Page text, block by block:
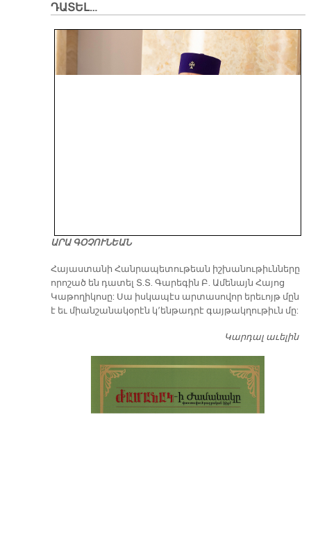
ԴԱՏԵԼ…
ԱՐԱ ԳՕՉՈՒՆԵԱՆ
​Հայաստանի Հանրապետութեան իշխանութիւնները
որոշած են դատել Տ.Տ. Գարեգին Բ. Ամենայն Հայոց
Կաթողիկոսը: Սա իսկապէս արտասովոր երեւոյթ մըն
է եւ միանշանակօրէն կ՚ենթադրէ գայթակղութիւն մը:
Կարդալ աւելին